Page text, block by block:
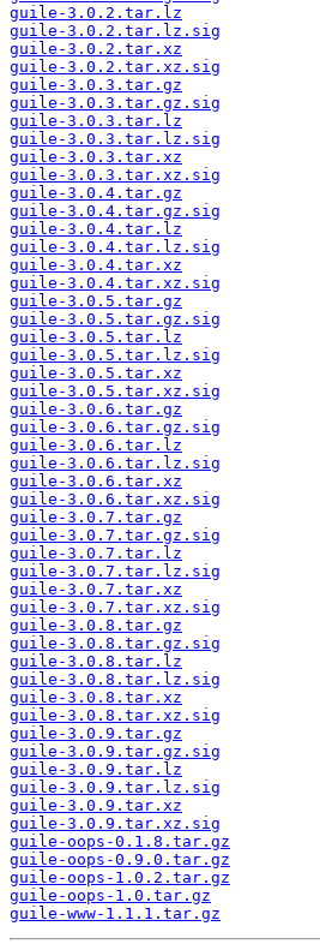
guile-3.0.2.tar.lz
guile-3.0.2.tar.lz.sig
guile-3.0.2.tar.xz
guile-3.0.2.tar.xz.sig
guile-3.0.3.tar.gz
guile-3.0.3.tar.gz.sig
guile-3.0.3.tar.lz
guile-3.0.3.tar.lz.sig
guile-3.0.3.tar.xz
guile-3.0.3.tar.xz.sig
guile-3.0.4.tar.gz
guile-3.0.4.tar.gz.sig
guile-3.0.4.tar.lz
guile-3.0.4.tar.lz.sig
guile-3.0.4.tar.xz
guile-3.0.4.tar.xz.sig
guile-3.0.5.tar.gz
guile-3.0.5.tar.gz.sig
guile-3.0.5.tar.lz
guile-3.0.5.tar.lz.sig
guile-3.0.5.tar.xz
guile-3.0.5.tar.xz.sig
guile-3.0.6.tar.gz
guile-3.0.6.tar.gz.sig
guile-3.0.6.tar.lz
guile-3.0.6.tar.lz.sig
guile-3.0.6.tar.xz
guile-3.0.6.tar.xz.sig
guile-3.0.7.tar.gz
guile-3.0.7.tar.gz.sig
guile-3.0.7.tar.lz
guile-3.0.7.tar.lz.sig
guile-3.0.7.tar.xz
guile-3.0.7.tar.xz.sig
guile-3.0.8.tar.gz
guile-3.0.8.tar.gz.sig
guile-3.0.8.tar.lz
guile-3.0.8.tar.lz.sig
guile-3.0.8.tar.xz
guile-3.0.8.tar.xz.sig
guile-3.0.9.tar.gz
guile-3.0.9.tar.gz.sig
guile-3.0.9.tar.lz
guile-3.0.9.tar.lz.sig
guile-3.0.9.tar.xz
guile-3.0.9.tar.xz.sig
guile-oops-0.1.8.tar.gz
guile-oops-0.9.0.tar.gz
guile-oops-1.0.2.tar.gz
guile-oops-1.0.tar.gz
guile-www-1.1.1.tar.gz